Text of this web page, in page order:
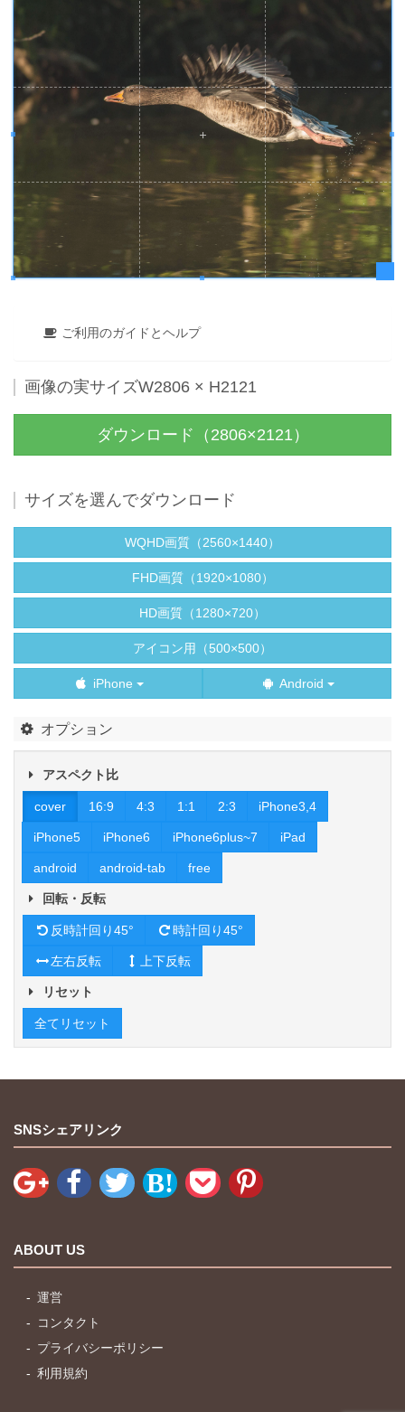
ご利用のガイドとヘルプ
画像の実サイズW2806 × H2121
ダウンロード（2806×2121）
サイズを選んでダウンロード
WQHD画質（2560×1440）
FHD画質（1920×1080）
HD画質（1280×720）
アイコン用（500×500）
iPhone Android
オプション
アスペクト比
cover 16:9 4:3 1:1 2:3 iPhone3,4
iPhone5 iPhone6 iPhone6plus~7 iPad
android android-tab free
回転・反転
反時計回り45° 時計回り45°
左右反転 上下反転
リセット
全てリセット
SNSシェアリンク
ABOUT US
運営
コンタクト
プライバシーポリシー
利用規約